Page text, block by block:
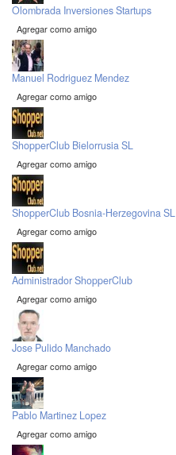
Olombrada Inversiones Startups
Agregar como amigo
Manuel Rodriguez Mendez
Agregar como amigo
ShopperClub Bielorrusia SL
Agregar como amigo
ShopperClub Bosnia-Herzegovina SL
Agregar como amigo
Administrador ShopperClub
Agregar como amigo
Jose Pulido Manchado
Agregar como amigo
Pablo Martinez Lopez
Agregar como amigo